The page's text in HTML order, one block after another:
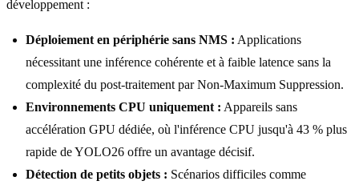
développement :
Déploiement en périphérie sans NMS : Applications
nécessitant une inférence cohérente et à faible latence sans la
complexité du post-traitement par Non-Maximum Suppression.
Environnements CPU uniquement : Appareils sans
accélération GPU dédiée, où l'inférence CPU jusqu'à 43 % plus
rapide de YOLO26 offre un avantage décisif.
Détection de petits objets : Scénarios difficiles comme